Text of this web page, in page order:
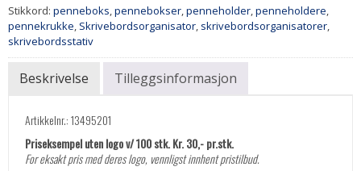
Stikkord: penneboks,pennebokser,penneholder,penneholdere,
pennekrukke, Skrivebordsorganisator, skrivebordsorganisatorer,
skrivebordsstativ
Beskrivelse Tilleggsinformasjon
Artikkelnr.: 13495201
Priseksempel uten logo v/ 100 stk. Kr. 30,- pr.stk.
For eksakt pris med deres logo, vennligst innhent pristilbud.